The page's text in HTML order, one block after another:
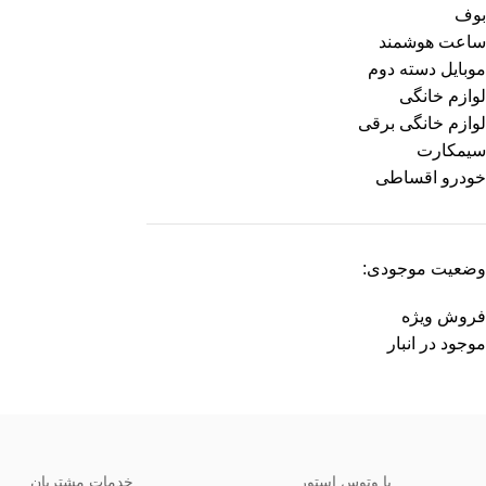
بوف
ساعت هوشمند
موبایل دسته دوم
لوازم خانگی
لوازم خانگی برقی
سیمکارت
خودرو اقساطی
وضعیت موجودی:
فروش ویژه
موجود در انبار
با وتوس استور خدمات مشتریان